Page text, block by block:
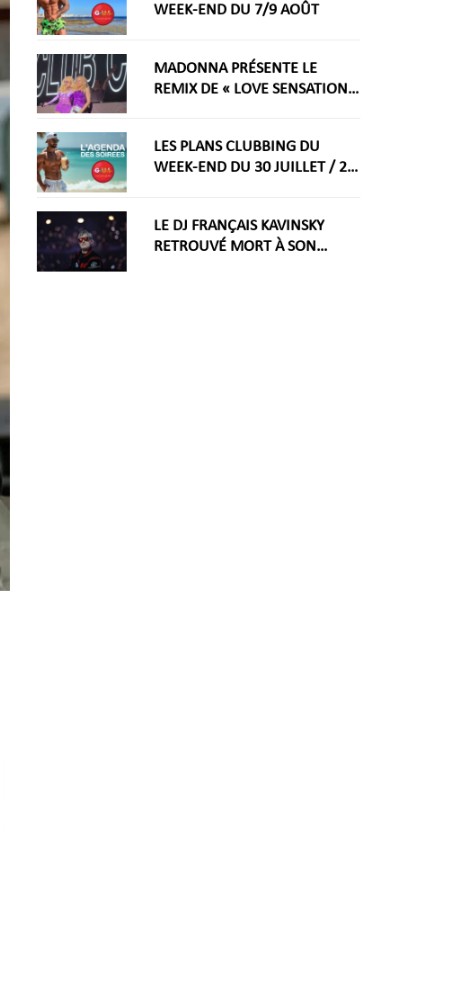
WEEK-END DU 7/9 AOÛT
MADONNA PRÉSENTE LE
REMIX DE « LOVE SENSATION »
2026
LES PLANS CLUBBING DU
WEEK-END DU 30 JUILLET / 2
LE DJ FRANÇAIS KAVINSKY
RETROUVÉ MORT À SON